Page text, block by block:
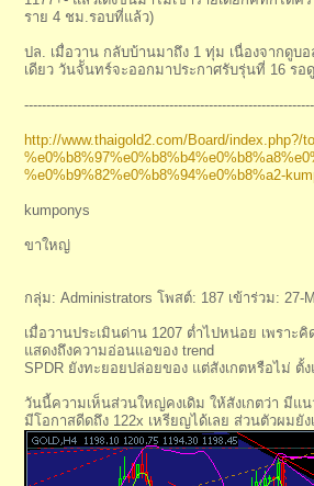
ราย 4 ชม.รอบที่แล้ว)
ปล. เมื่อวาน กลับบ้านมาถึง 1 ทุ่ม เนื่องจากดูบ
เดียว วันจัันทร์จะออกมาประกาศรับรุ่นที่ 16 ร
http://www.thaigold2.com/Board/index.php?/
%e0%b9%82%e0%b8%94%e0%b8%a2-
kumponys
ขาใหญ่
กลุ่ม: Administrators โพสต์: 187 เข้าร่วม:
เมื่อวานประเมินด่าน 1207 ต่ำไปหน่อย เพราะ
แสดงถึงความอ่อนแอของ trend
SPDR ยังทะยอยปล่อยของ แต่สังเกตหรือไม่ ตั้
วันนี้ความเห็นส่วนใหญ่คงเดิม ให้สังเกตว่า มีแ
มีโอกาสดีดถึง 122x เหรียญได้เลย ส่วนตัวผมยั